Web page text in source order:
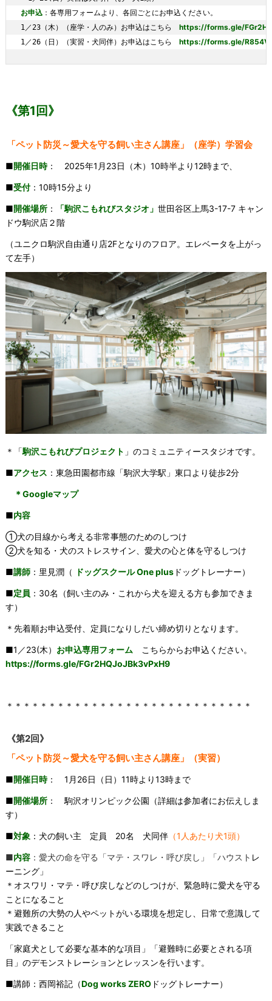
お申込：各専用フォームより、各回ごとにお申込ください。
1／23（木）（座学・人のみ）お申込はこちら https://forms.gle/
1／26（日）（実習・犬同伴）お申込はこちら https://forms.gle/
《第1回》
「ペット防災～愛犬を守る飼い主さん講座」（座学）学習会
■開催日時： 2025年1月23日（木）10時半より12時まで、
■受付：10時15分より
■開催場所： 「駒沢こもれびスタジオ」 世田谷区上馬3-17-7 キャン
ドウ駒沢店２階
（ユニクロ駒沢自由通り店2Fとなりのフロア。エレベータを上がっ
て左手）
＊「駒沢こもれびプロジェクト 」のコミュニティースタジオです。
■アクセス ：東急田園都市線「駒沢大学駅」東口より徒歩2分
＊Googleマップ
■内容
①犬の目線から考える非常事態のためのしつけ
②犬を知る・犬のストレスサイン、愛犬の心と体を守るしつけ
■講師：里見潤（ ドッグスクール One plusドッグトレーナー）
■定員 ：30名（飼い主のみ・これから犬を迎える方も参加できま
す）
＊先着順お申込受付、定員になりしだい締め切りとなります。
■1／23(木） お申込専用フォーム こちらからお申込ください。
https://forms.gle/FGr2HQJoJBk3vPxH9
＊＊＊＊＊＊＊＊＊＊＊＊＊＊＊＊＊＊＊＊＊＊＊＊＊＊＊＊＊
《第2回》
「ペット防災～愛犬を守る飼い主さん講座」（実習）
■開催日時： 1月26日（日）11時より13時まで
■開催場所： 駒沢オリンピック公園（詳細は参加者にお伝えしま
す）
■対象 ：犬の飼い主 定員 20名 犬同伴（1人あたり犬1頭）
■内容：愛犬の命を守る「マテ・スワレ・呼び戻し」「ハウスト レ
ーニング」
＊オスワリ・マテ・呼び戻しなどのしつけが、緊急時に愛犬を守る
ことになること
＊避難所の大勢の人やペットがいる環境を想定し、日常で意識して
実践できること
「家庭犬として必要な基本的な項目」「避難時に必要とされる項
目」のデモンストレーションとレッスンを行います。
■講師：西岡裕記（Dog works ZEROドッグトレーナー）